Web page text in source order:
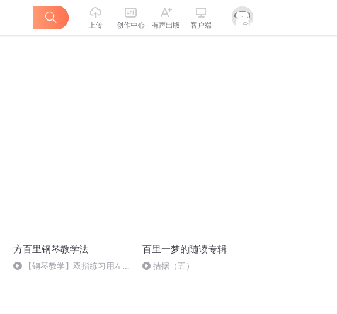
上传 创作中心 有声出版 客户端
方百里钢琴教学法
【钢琴教学】双指练习用左右
百里一梦的随读专辑
拮据（五）